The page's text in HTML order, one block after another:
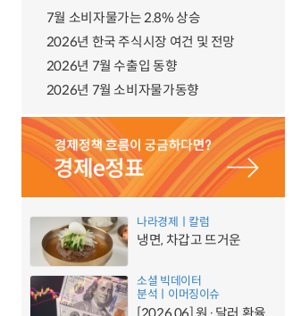
7월 소비자물가는 2.8% 상승
2026년 한국 주식시장 여건 및 전망
2026년 7월 수출입 동향
2026년 7월 소비자물가동향
나라경제ㅣ칼럼
냉면, 차갑고 뜨거운
소셜 빅데이터
분석ㅣ이머징이슈